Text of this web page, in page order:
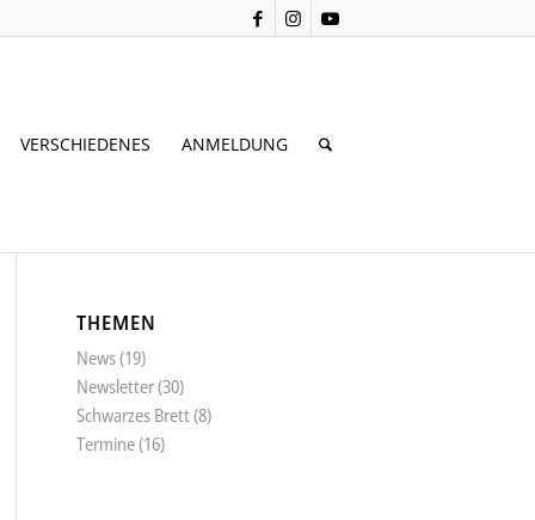
VERSCHIEDENES ANMELDUNG
THEMEN
News(19)
Newsletter(30)
Schwarzes Brett(8)
Termine(16)